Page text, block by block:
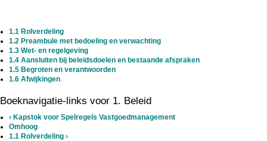
1.1 Rolverdeling
1.2 Preambule met bedoeling en verwachting
1.3 Wet- en regelgeving
1.4 Aansluiten bij beleidsdoelen en bestaande afspraken
1.5 Begroten en verantwoorden
1.6 Afwijkingen
Boeknavigatie-links voor 1. Beleid
‹ Kapstok voor Spelregels Vastgoedmanagement
Omhoog
1.1 Rolverdeling ›